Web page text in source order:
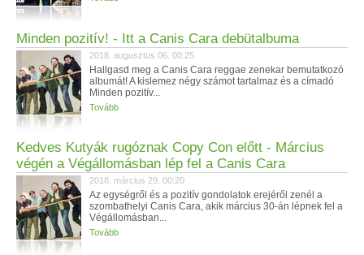
Minden pozitív! - Itt a Canis Cara debütalbuma
2018. augusztus 06. 00:25
Hallgasd meg a Canis Cara reggae zenekar bemutatkozó
albumát! A kislemez négy számot tartalmaz és a címadó
Minden pozitív...
Tovább
Kedves Kutyák rugóznak Copy Con előtt - Március
végén a Végállomásban lép fel a Canis Cara
2018. március 29. 00:20
Az egységről és a pozitív gondolatok erejéről zenél a
szombathelyi Canis Cara, akik március 30-án lépnek fel a
Végállomásban...
Tovább